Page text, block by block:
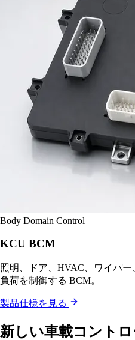
Body Domain Control
KCU BCM
照明、ドア、HVAC、ワイパ
負荷を制御する BCM。
製品仕様を見る
新しい車載コントロ